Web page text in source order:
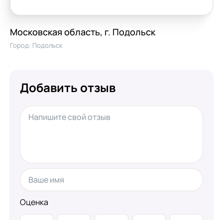
Московская область, г. Подольск
Город: Подольск
Добавить отзыв
Оценка